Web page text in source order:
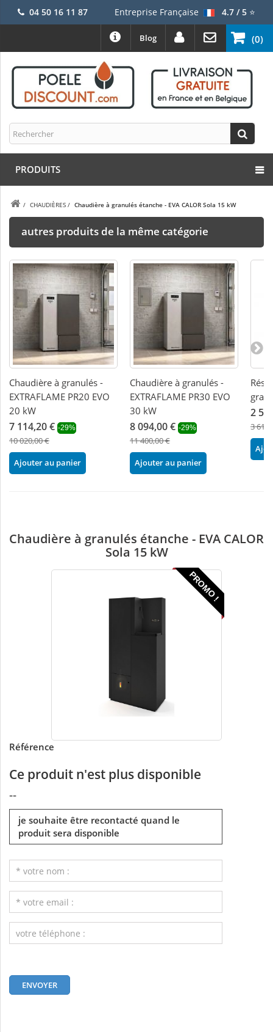
04 50 16 11 87 Entreprise Française 4.7 / 5⭐
(0)
Blog
PRODUITS
/ CHAUDIÈRES / Chaudière à granulés étanche - EVA CALOR Sola 15 kW
autres produits de la même catégorie
Chaudière à granulés -
EXTRAFLAME PR20 EVO
20 kW
7 114,20 € -29%
10 020,00 €
Ajouter au panier
Chaudière à granulés -
EXTRAFLAME PR30 EVO
30 kW
8 094,00 € -29%
11 400,00 €
Ajouter au panier
2
3
Chaudière à granulés étanche - EVA CALOR
Sola 15 kW
PROMO !
Référence
Ce produit n'est plus disponible
--
je souhaite être recontacté quand le
produit sera disponible